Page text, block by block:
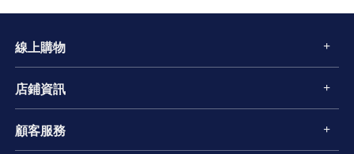
線上購物
店鋪資訊
顧客服務